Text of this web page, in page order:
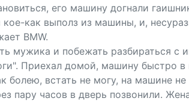
его машину догнали
кое-как выполз из машины, и,
BMW.
мужика и побежать разбираться с
Приехал домой, машину быстро
встать не могу, на машине
пару часов в дверь позвонили.